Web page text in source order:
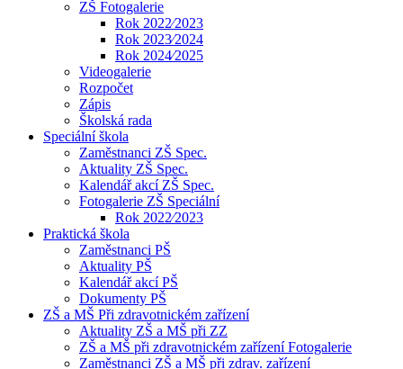
ZŠ Fotogalerie
Rok 2022⁄2023
Rok 2023⁄2024
Rok 2024⁄2025
Videogalerie
Rozpočet
Zápis
Školská rada
Speciální škola
Zaměstnanci ZŠ Spec.
Aktuality ZŠ Spec.
Kalendář akcí ZŠ Spec.
Fotogalerie ZŠ Speciální
Rok 2022⁄2023
Praktická škola
Zaměstnanci PŠ
Aktuality PŠ
Kalendář akcí PŠ
Dokumenty PŠ
ZŠ a MŠ Při zdravotnickém zařízení
Aktuality ZŠ a MŠ při ZZ
ZŠ a MŠ při zdravotnickém zařízení Fotogalerie
Zaměstnanci ZŠ a MŠ při zdrav. zařízení